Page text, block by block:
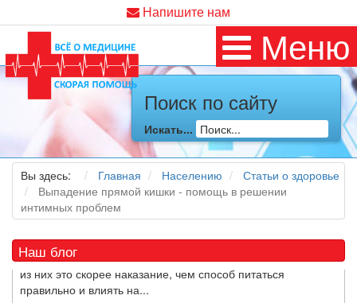
Напишите нам
Меню
Поиск по сайту
Искать...
Вы здесь: Главная Населению
Статьи о здоровье
Выпадение прямой кишки - помощь в решении
интимных проблем
Наш блог
Как я заболел во время локдауна?
Это странная ситуация: вы соблюдали все меры
предосторожности COVID-19 (вы почти все время дома),
но, тем не менее, вы каким-то образом простудились. Вы
можете задаться...
5 причин обратить внимание на средиземноморскую диету
приходят в нашу
из них это скорее наказание, чем способ питаться
правильно и влиять на...